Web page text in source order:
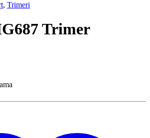
, Trimeri
Trimer